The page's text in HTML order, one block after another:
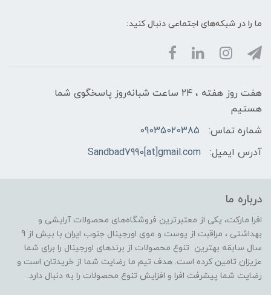
ما را در شبکه‌های اجتماعی دنبال کنید:
هفت روز هفته ، ۲۴ ساعت شبانه‌روز پاسخگوی شما
هستیم
شماره تماس:
09035020385
آدرس ایمیل:
Sandbad7990[at]gmail.com
درباره ما
افرا مارکت، یکی از معتبرترین فروشگاه‌های محصولات آرایشی و
بهداشتی ، مراقبت از پوست و موی اورجینال جنوب ایران با بیش از 9
سال سابقه بهترین تنوع محصولات از برندهای اورجینال را برای شما
عزیزان تامین کرده است. هدف تیم ما رضایت شما از خریدتان است و
رضایت شما پیشرفت افرا و افزایش تنوع محصولات را به دنبال دارد.